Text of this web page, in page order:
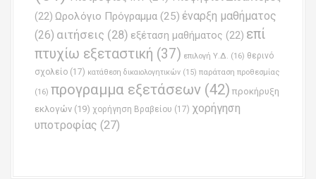
(22) Ωρολόγιο Πρόγραμμα (25) έναρξη μαθήματος
(26) αιτήσεις (28) εξέταση μαθήματος (22) επί
πτυχίω εξεταστική (37) επιλογή Υ.Δ. (16) θερινό
σχολείο (17) κατάθεση δικαιολογητικών (15) παράταση προθεσμίας
(16) προγραμμα εξετάσεων (42) προκήρυξη
εκλογών (19) χορήγηση Βραβείου (17) χορήγηση
υποτροφίας (27)